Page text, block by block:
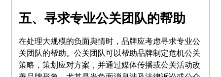
五、寻求专业公关团队的帮助
在处理大规模的负面舆情时，品牌应考虑寻求专业公
关团队的帮助。公关团队可以帮助品牌制定危机公关
策略，策划应对方案，并通过媒体传播或公关活动改